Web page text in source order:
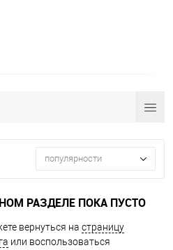
популярности
РАЗДЕЛЕ ПОКА ПУСТО
вернуться на страницу
или воспользоваться